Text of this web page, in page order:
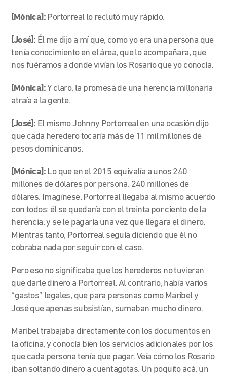
[Mónica]: Portorreal lo reclutó muy rápido.
[José]: Él me dijo a mí que, como yo era una persona que
tenía conocimiento en el área, que lo acompañara, que
nos fuéramos a donde vivían los Rosario que yo conocía.
[Mónica]:Y claro, la promesa de una herencia millonaria
atraía a la gente.
[José]: El mismo Johnny Portorreal en una ocasión dijo
que cada heredero tocaría más de 11 mil millones de
pesos dominicanos.
[Mónica]: Lo que en el 2015 equivalía a unos 240
millones de dólares por persona. 240 millones de
dólares. Imagínese. Portorreal llegaba al mismo acuerdo
con todos: él se quedaría con el treinta por ciento de la
herencia, y se le pagaría una vez que llegara el dinero.
Mientras tanto, Portorreal seguía diciendo que él no
cobraba nada por seguir con el caso.
Pero eso no significaba que los herederos no tuvieran
que darle dinero a Portorreal. Al contrario, había varios
“gastos” legales, que para personas como Maribel y
José que apenas subsistían, sumaban mucho dinero.
Maribel trabajaba directamente con los documentos en
la oficina, y conocía bien los servicios adicionales por los
que cada persona tenía que pagar. Veía cómo los Rosario
iban soltando dinero a cuentagotas. Un poquito acá, un